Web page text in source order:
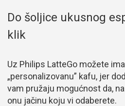
Do šoljice ukusnog
klik
Uz Philips LatteGo možete
„personalizovanu” kafu, jer
vam pružaju mogućnost da,
onu jačinu koju vi odaberete.